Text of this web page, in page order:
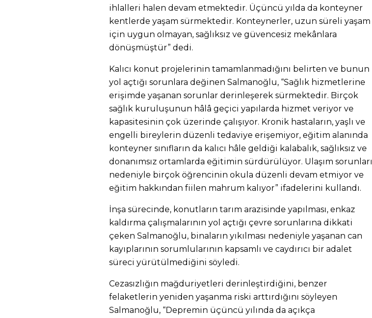
ihlalleri halen devam etmektedir. Üçüncü yılda da konteyner
kentlerde yaşam sürmektedir. Konteynerler, uzun süreli yaşam
için uygun olmayan, sağlıksız ve güvencesiz mekânlara
dönüşmüştür” dedi.
Kalıcı konut projelerinin tamamlanmadığını belirten ve bunun
yol açtığı sorunlara değinen Salmanoğlu, “Sağlık hizmetlerine
erişimde yaşanan sorunlar derinleşerek sürmektedir. Birçok
sağlık kuruluşunun hâlâ geçici yapılarda hizmet veriyor ve
kapasitesinin çok üzerinde çalışıyor. Kronik hastaların, yaşlı ve
engelli bireylerin düzenli tedaviye erişemiyor, eğitim alanında
konteyner sınıfların da kalıcı hâle geldiği kalabalık, sağlıksız ve
donanımsız ortamlarda eğitimin sürdürülüyor. Ulaşım sorunları
nedeniyle birçok öğrencinin okula düzenli devam etmiyor ve
eğitim hakkından fiilen mahrum kalıyor” ifadelerini kullandı.
İnşa sürecinde, konutların tarım arazisinde yapılması, enkaz
kaldırma çalışmalarının yol açtığı çevre sorunlarına dikkati
çeken Salmanoğlu, binaların yıkılması nedeniyle yaşanan can
kayıplarının sorumlularının kapsamlı ve caydırıcı bir adalet
süreci yürütülmediğini söyledi.
Cezasızlığın mağduriyetleri derinleştirdiğini, benzer
felaketlerin yeniden yaşanma riski arttırdığını söyleyen
Salmanoğlu, “Depremin üçüncü yılında da açıkça